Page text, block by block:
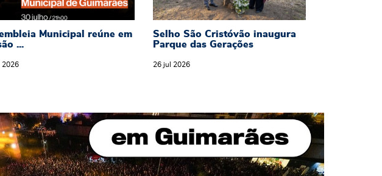
Municipal reúne em
...
2026
Selho São Cristóvão inaugura
Parque das Gerações
26 jul 2026